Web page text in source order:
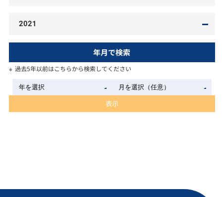
2021
年月で検索
過去5年以前はこちらから検索してください
表示